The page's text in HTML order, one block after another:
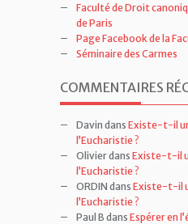
Faculté de Droit
de Paris
Page Facebook de la
Séminaire des Carmes
COMMENTAIRES
Davin dans Existe-t-il
l’Eucharistie ?
Olivierdans Existe-t-il
l’Eucharistie ?
ORDIN dans Existe-t-il
l’Eucharistie ?
Paul B dans Espérer en